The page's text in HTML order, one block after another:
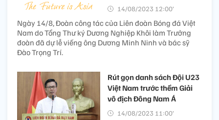
14/08/2023 12:00’
Ngày 14/8, Đoàn công tác của Liên đoàn Bóng đá Việt
Nam do Tổng Thư ký Dương Nghiệp Khôi làm Trưởng
đoàn đã dự lễ viếng ông Dương Minh Ninh và bác sỹ
Đào Trọng Trí.
Rút gọn danh sách Đội U23
Việt Nam trước thềm Giải
vô địch Đông Nam Á
14/08/2023 11:00’